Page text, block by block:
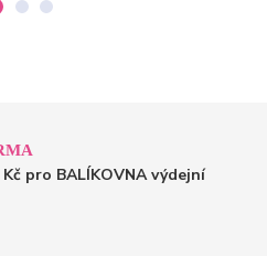
pro BALÍKOVNA výdejní